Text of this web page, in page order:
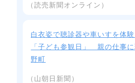
（読売新聞オンライン）
白衣姿で聴診器や車いすを体
「子ども参観日」 親の仕事
野町
（山朝日新聞）